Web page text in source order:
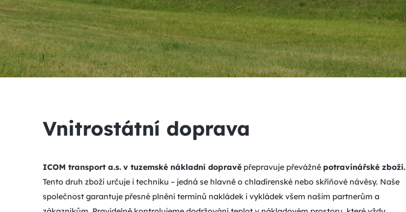
Vnitrostátní doprava
ICOM transport a.s. v tuzemské nákladní dopravě přepravuje převážně potravinářské zboží.
Tento druh zboží určuje i techniku – jedná se hlavně o chladírenské nebo skříňové návěsy. Naše
společnost garantuje přesné plnění termínů nakládek i vykládek všem našim partnerům a